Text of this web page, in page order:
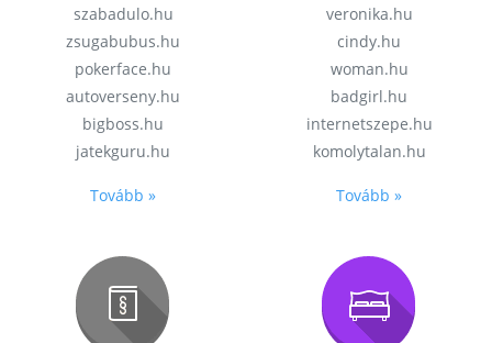
szabadulo.hu
zsugabubus.hu
pokerface.hu
autoverseny.hu
bigboss.hu
jatekguru.hu
Tovább »
veronika.hu
cindy.hu
woman.hu
badgirl.hu
internetszepe.hu
komolytalan.hu
Tovább »